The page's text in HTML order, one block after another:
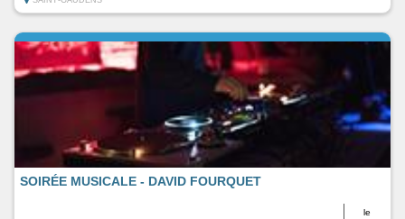
le
SOIRÉE MUSICALE - DAVID FOURQUET